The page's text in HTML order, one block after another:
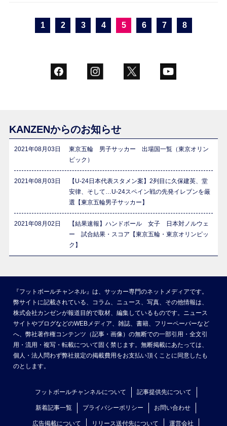
1 2 3 4 5 6 7 8
KANZENからのお知らせ
2021年08月03日
東京五輪 男子サッカー 出場国一覧（東京オリン
ピック）
2021年08月03日
【U-24日本代表スタメン案】2列目に久保建英、堂
安律、そして…U-24スペイン戦の先発イレブンを厳
選【東京五輪男子サッカー】
2021年08月02日
【結果速報】ハンドボール 女子 日本対ノルウェ
ー 試合結果・スコア【東京五輪・東京オリンピッ
ク】
『フットボールチャンネル』は、サッカー専門のネットメディアです。
弊サイトに記載されている、コラム、ニュース、写真、その他情報は、
株式会社カンゼンが報道目的で取材、編集しているものです。ニュース
サイトやブログなどのWEBメディア、雑誌、書籍、フリーペーパーなど
へ、弊社著作権コンテンツ（記事・画像）の無断での一部引用・全文引
用・流用・複写・転載について固く禁じます。無断掲載にあたっては、
個人・法人問わず弊社規定の掲載費用をお支払い頂くことに同意したも
のとします。
フットボールチャンネルについて 記事提供先について
新着記事一覧 プライバシーポリシー お問い合わせ
広告掲載について リリース送付先について 運営会社